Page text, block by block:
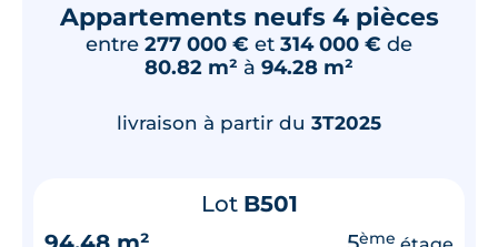
Appartements neufs 4 pièces
entre 277 000 € et 314 000 € de
80.82 m² à 94.28 m²
livraison à partir du 3T2025
Lot B501
94.48 m²
5ème